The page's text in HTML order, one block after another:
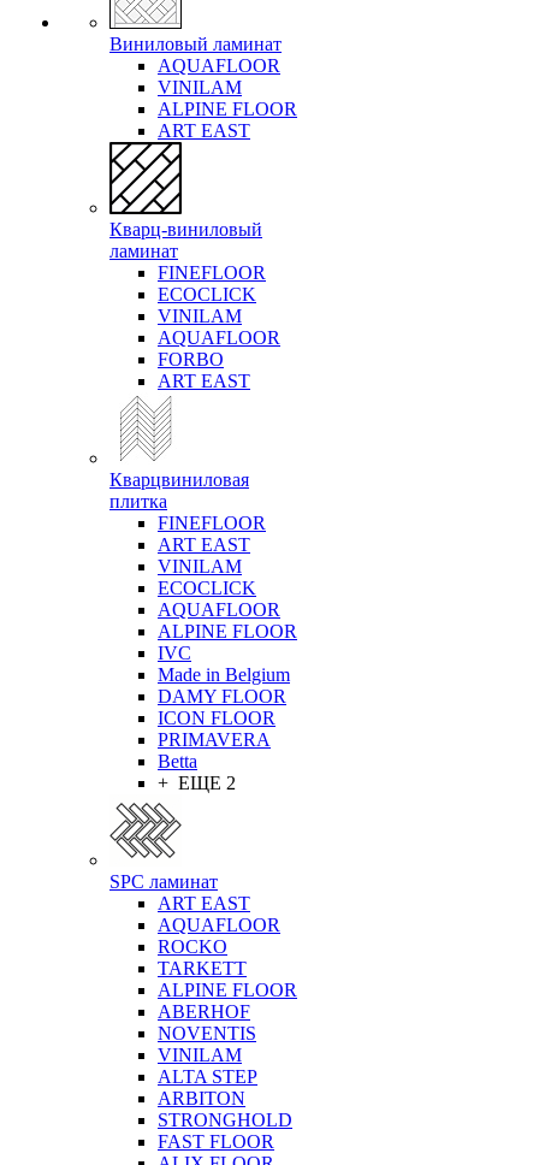
Виниловый ламинат
AQUAFLOOR
VINILAM
ALPINE FLOOR
ART EAST
Кварц-виниловый
ламинат
FINEFLOOR
ECOCLICK
VINILAM
AQUAFLOOR
FORBO
ART EAST
Кварцвиниловая
плитка
FINEFLOOR
ART EAST
VINILAM
ECOCLICK
AQUAFLOOR
ALPINE FLOOR
IVC
Made in Belgium
DAMY FLOOR
ICON FLOOR
PRIMAVERA
Betta
+ ЕЩЕ 2
SPC ламинат
ART EAST
AQUAFLOOR
ROCKO
TARKETT
ALPINE FLOOR
ABERHOF
NOVENTIS
VINILAM
ALTA STEP
ARBITON
STRONGHOLD
FAST FLOOR